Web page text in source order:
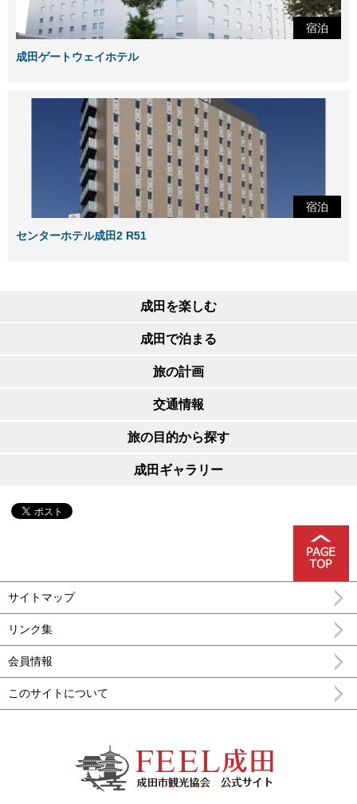
宿泊
成田ゲートウェイホテル
宿泊
センターホテル成田2 R51
成田を楽しむ
成田で泊まる
旅の計画
交通情報
旅の目的から探す
成田ギャラリー
サイトマップ
リンク集
会員情報
このサイトについて
FEEL成田 成田市公式観光情報